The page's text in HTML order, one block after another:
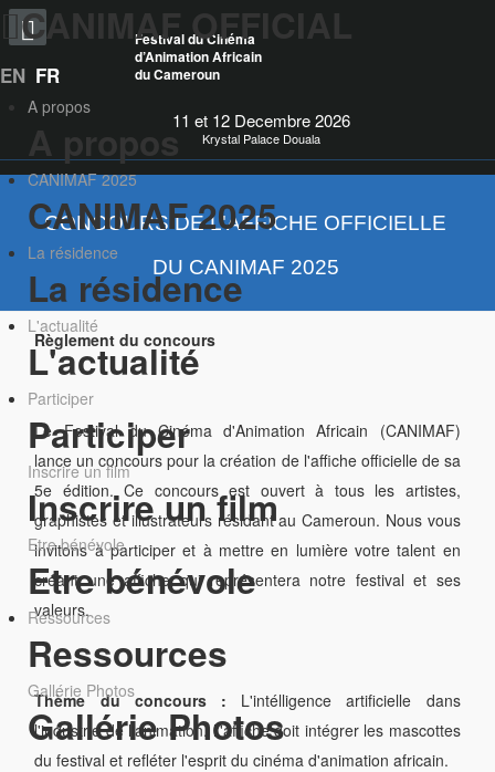
Festival du Cinéma
d’Animation Africain
du Cameroun
11 et 12 Decembre 2026
Krystal Palace Douala
CANIMAF OFFICIAL
EN FR
A propos
A propos
CANIMAF 2025
CANIMAF 2025
La résidence
La résidence
L'actualité
L'actualité
Participer
Participer
Inscrire un film
Inscrire un film
Etre bénévole
Etre bénévole
Ressources
Ressources
Gallérie Photos
Gallérie Photos
CONCOURS DE L'AFFICHE OFFICIELLE
DU CANIMAF 2025
Règlement du concours
Le Festival du Cinéma d'Animation Africain (CANIMAF)
lance un concours pour la création de l'affiche officielle de sa
5e édition. Ce concours est ouvert à tous les artistes,
graphistes et illustrateurs résidant au Cameroun. Nous vous
invitons à participer et à mettre en lumière votre talent en
créant une affiche qui représentera notre festival et ses
valeurs.
Thème du concours : L'intélligence artificielle dans
l'industrie de l'animation. l''affiche doit intégrer les mascottes
du festival et refléter l'esprit du cinéma d'animation africain.